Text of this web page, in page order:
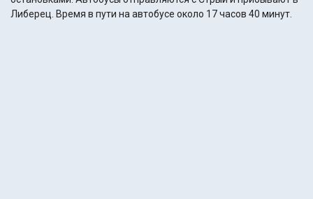
Либерец. Время в пути на автобусе около 17 часов 40 минут.